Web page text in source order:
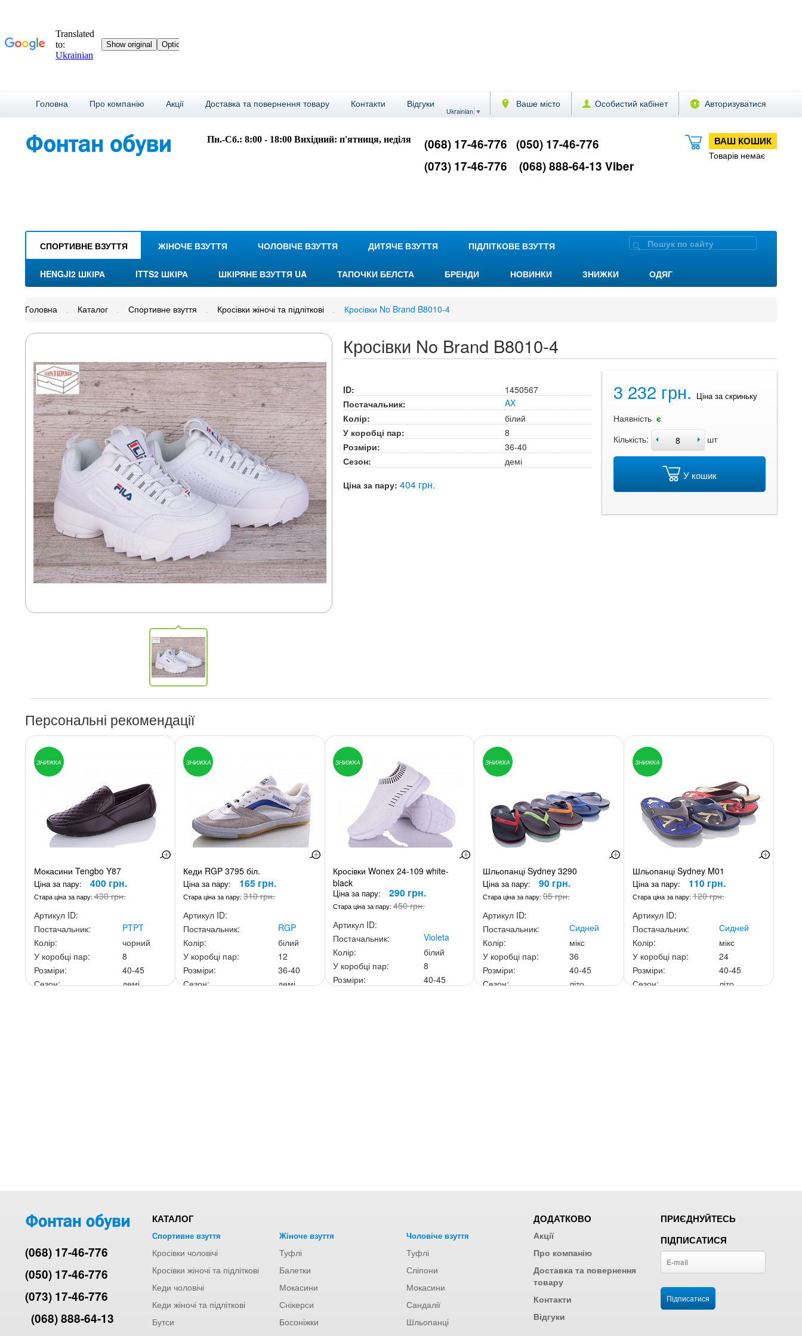
Ваше місто Особистий кабінет Авторизуватися
Головна Про компанію Акції Доставка та повернення товару Контакти Відгуки
Ukrainian ▼
ВАШ КОШИК
Товарів немає
Пн.-Сб.: 8:00 - 18:00 Вихідний: п'ятниця, неділя (068) 17-46-776 (050) 17-46-776
(073) 17-46-776
(068) 888-64-13 Viber
СПОРТИВНЕ ВЗУТТЯ ЖІНОЧЕ ВЗУТТЯ ЧОЛОВІЧЕ ВЗУТТЯ ДИТЯЧЕ ВЗУТТЯ ПІДЛІТКОВЕ ВЗУТТЯ
HENGJI2 ШКІРА ITTS2 ШКІРА ШКІРЯНЕ ВЗУТТЯ UA ТАПОЧКИ БЕЛСТА БРЕНДИ НОВИНКИ ЗНИЖКИ ОДЯГ
Головна Каталог Спортивне взуття Кросівки жіночі та підліткові Кросівки No Brand B8010-4
Кросівки No Brand B8010-4
ID:
1450567
Постачальник:
AX
Колір:
білий
У коробці пар:
8
Розміри:
36-40
Сезон:
демі
Ціна за пару: 404 грн.
3 232 грн. Ціна за скриньку
Наявність є
Кількість:
шт
У кошик
Персональні рекомендації
ЗНИЖКА
Мокасини Tengbo Y87
Ціна за пару: 400 грн.
Стара ціна за пару:430 грн.
Артикул ID:
Постачальник:
PTPT
Колір:
чорний
У коробці пар:
8
Розміри:
40-45
Сезон:
демі
ЗНИЖКА
Кеди RGP 3795 біл.
Ціна за пару: 165 грн.
Стара ціна за пару:310 грн.
Артикул ID:
Постачальник:
RGP
Колір:
білий
У коробці пар:
12
Розміри:
36-40
Сезон:
демі
ЗНИЖКА
Кросівки Wonex 24-109 white-
black
Ціна за пару: 290 грн.
Стара ціна за пару:450 грн.
Артикул ID:
Постачальник:
Violeta
Колір:
білий
У коробці пар:
8
Розміри:
40-45
ЗНИЖКА
Шльопанці Sydney 3290
Ціна за пару: 90 грн.
Стара ціна за пару: 95 грн.
Артикул ID:
Постачальник:
Сидней
Колір:
мікс
У коробці пар:
36
Розміри:
40-45
Сезон:
літо
ЗНИЖКА
Шльопанці Sydney M01
Ціна за пару: 110 грн.
Стара ціна за пару:120 грн.
Артикул ID:
Постачальник:
Сидней
Колір:
мікс
У коробці пар:
24
Розміри:
40-45
Сезон:
літо
(068) 17-46-776
(050) 17-46-776
(073) 17-46-776
(068) 888-64-13
КАТАЛОГ
Спортивне взуття
Кросівки чоловічі
Кросівки жіночі та підліткові
Кеди чоловічі
Кеди жіночі та підліткові
Бутси
Жіноче взуття
Туфлі
Балетки
Мокасини
Снікерси
Босоніжки
Чоловіче взуття
Туфлі
Сліпони
Мокасини
Сандалії
Шльопанці
ДОДАТКОВО
Акції
Про компанію
Доставка та повернення
товару
Контакти
Відгуки
ПРИЄДНУЙТЕСЬ
ПІДПИСАТИСЯ